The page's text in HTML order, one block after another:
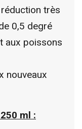
très
0,5 degré
aux poissons
nouveaux
ml :